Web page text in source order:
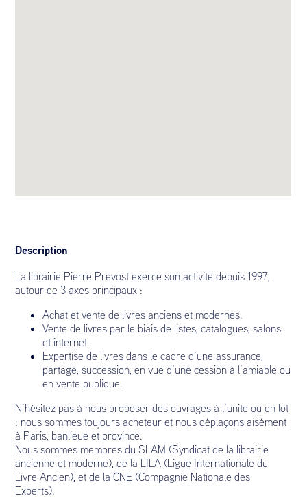
Description
La librairie Pierre Prévost exerce son activité depuis 1997,
autour de 3 axes principaux :
Achat et vente de livres anciens et modernes.
Vente de livres par le biais de listes, catalogues, salons
et internet.
Expertise de livres dans le cadre d’une assurance,
partage, succession, en vue d’une cession à l’amiable ou
en vente publique.
N’hésitez pas à nous proposer des ouvrages à l’unité ou en lot
: nous sommes toujours acheteur et nous déplaçons aisément
à Paris, banlieue et province.
Nous sommes membres du SLAM (Syndicat de la librairie
ancienne et moderne), de la LILA (Ligue Internationale du
Livre Ancien), et de la CNE (Compagnie Nationale des
Experts).